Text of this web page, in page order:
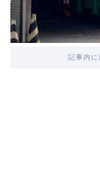
記事内に